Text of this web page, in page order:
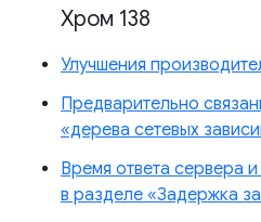
Хром 138
Улучшения
Предварительно
«дерева сетевых
Время ответа сервера
в разделе «Задержка